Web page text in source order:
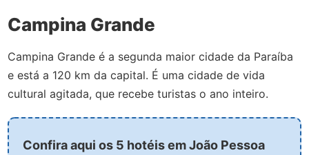
Campina Grande
Campina Grande é a segunda maior cidade da Paraíba
e está a 120 km da capital. É uma cidade de vida
cultural agitada, que recebe turistas o ano inteiro.
Confira aqui os 5 hotéis em João Pessoa